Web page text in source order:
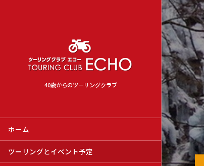
40歳からのツーリングクラブ
ホーム
ツーリングとイベント予定